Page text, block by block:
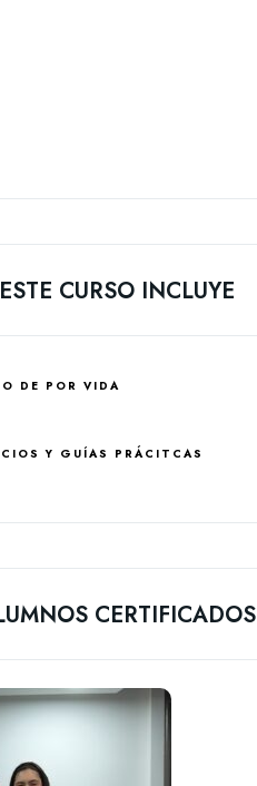
ESTE CURSO INCLUYE
DE POR VIDA
Y GUÍAS PRÁCITCAS
CERTIFICADOS